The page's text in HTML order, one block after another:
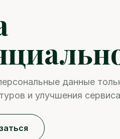
данные
и улучшения